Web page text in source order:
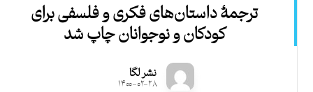
ترجمۀ داستان‌های فکری و فلسفی برای
کودکان و نوجوانان چاپ شد
نشر لگا
۱۴۰۰-۰۲-۲۸